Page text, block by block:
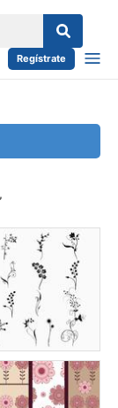
Regístrate